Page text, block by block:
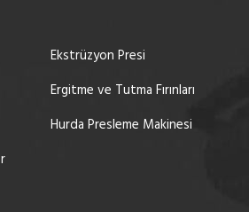
Ekstrüzyon Presi
Ergitme ve Tutma Fırınları
Hurda Presleme Makinesi